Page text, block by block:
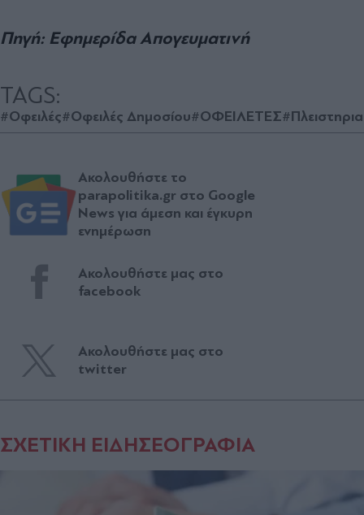
Πηγή: Εφημερίδα Απογευματινή
TAGS:
#Οφειλές#Οφειλές Δημοσίου#ΟΦΕΙΛΕΤΕΣ
Ακολουθήστε το
parapolitika.gr στο Google
News για άμεση και έγκυρη
ενημέρωση
Ακολουθήστε μας στο
facebook
Ακολουθήστε μας στο
twitter
ΣΧΕΤΙΚΗ ΕΙΔΗΣΕΟΓΡΑΦΙΑ